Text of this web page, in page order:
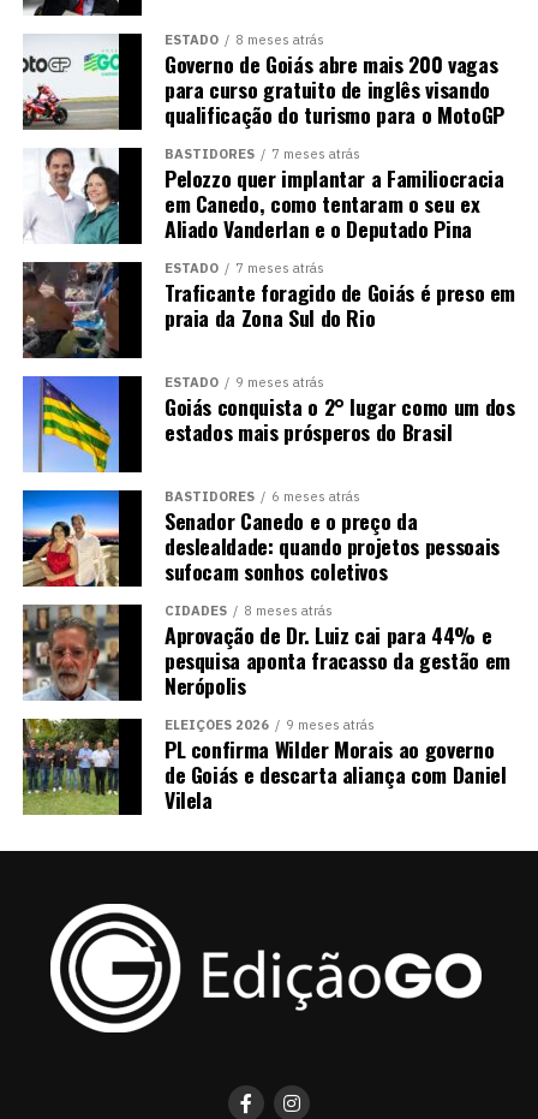
ESTADO 8 meses atrás
Governo de Goiás abre mais 200 vagas
para curso gratuito de inglês visando
qualificação do turismo para o MotoGP
BASTIDORES 7 meses atrás
Pelozzo quer implantar a Familiocracia
em Canedo, como tentaram o seu ex
Aliado Vanderlan e o Deputado Pina
ESTADO 7 meses atrás
Traficante foragido de Goiás é preso em
praia da Zona Sul do Rio
ESTADO 9 meses atrás
Goiás conquista o 2° lugar como um dos
estados mais prósperos do Brasil
BASTIDORES 6 meses atrás
Senador Canedo e o preço da
deslealdade: quando projetos pessoais
sufocam sonhos coletivos
CIDADES 8 meses atrás
Aprovação de Dr. Luiz cai para 44% e
pesquisa aponta fracasso da gestão em
Nerópolis
ELEIÇÕES 2026 9 meses atrás
PL confirma Wilder Morais ao governo
de Goiás e descarta aliança com Daniel
Vilela